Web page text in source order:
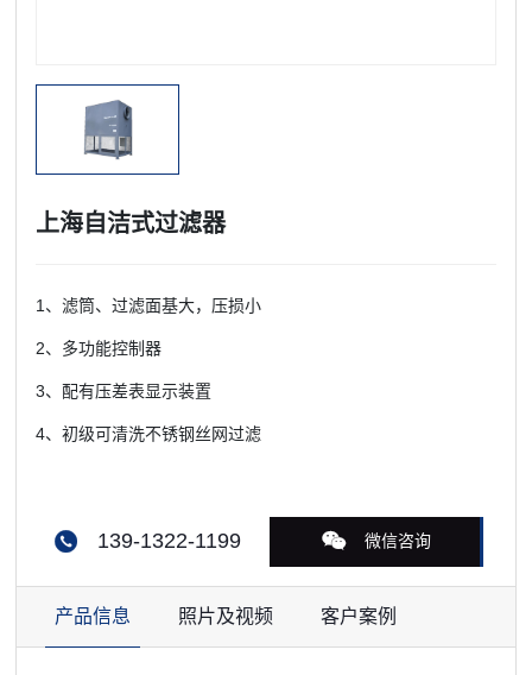
上海自洁式过滤器
1、滤筒、过滤面基大，压损小
2、多功能控制器
3、配有压差表显示装置
4、初级可清洗不锈钢丝网过滤
139-1322-1199 微信咨询
产品信息 照片及视频 客户案例